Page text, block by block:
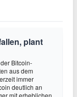
plant
Bitcoin-
aus dem
immer
deutlich an
mit erheblichen